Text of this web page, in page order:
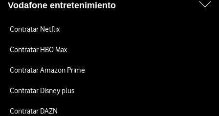
Vodafone entretenimiento
Contratar Netflix
Contratar HBO Max
Contratar Amazon Prime
Contratar Disney plus
Contratar DAZN